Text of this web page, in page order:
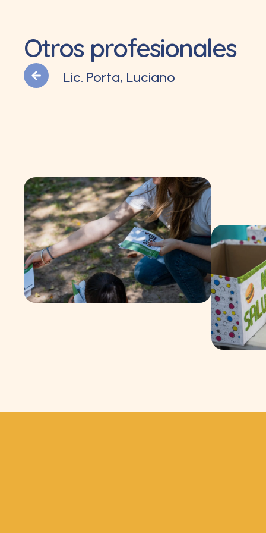
Otros profesionales
Lic. Porta, Luciano